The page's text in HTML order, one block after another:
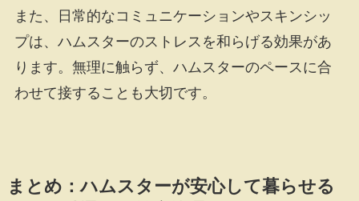
また、日常的なコミュニケーションやスキンシッ
プは、ハムスターのストレスを和らげる効果があ
ります。無理に触らず、ハムスターのペースに合
わせて接することも大切です。
まとめ：ハムスターが安心して暮らせる